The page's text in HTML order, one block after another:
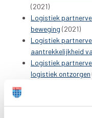
(2021)
Logistiek
beweging (2021)
Logistiek
aantrekkelijkheid
Logistiek
logistiek ontzorgen